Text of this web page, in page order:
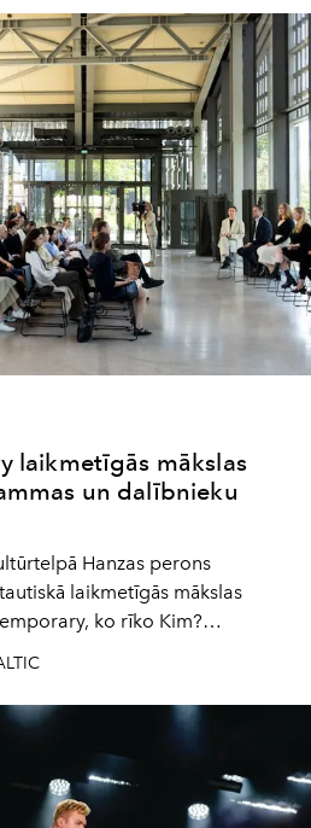
Modes muzejā, kur apskatāms
laikmetīgās mākslas
un dalībnieku
Hanzas perons
laikmetīgās mākslas
ko rīko Kim?